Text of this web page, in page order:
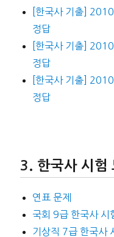
[한국사 기출]
정답
[한국사 기출]
정답
[한국사 기출]
정답
한국사 시험
연표 문제
국회 9급 한국사 시
기상직 7급 한국사